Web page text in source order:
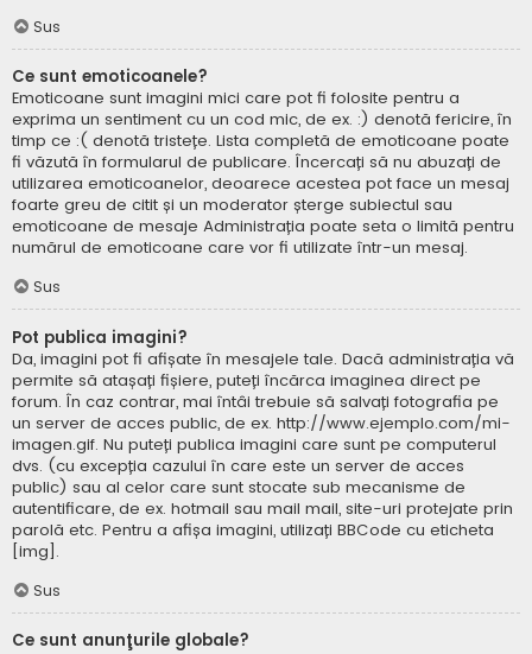
Sus
Ce sunt emoticoanele?
Emoticoane sunt imagini mici care pot fi folosite pentru a
exprima un sentiment cu un cod mic, de ex. :) denotă fericire, în
timp ce :( denotă tristețe. Lista completă de emoticoane poate
fi văzută în formularul de publicare. Încercați să nu abuzați de
utilizarea emoticoanelor, deoarece acestea pot face un mesaj
foarte greu de citit și un moderator șterge subiectul sau
emoticoane de mesaje Administrația poate seta o limită pentru
numărul de emoticoane care vor fi utilizate într-un mesaj.
Sus
Pot publica imagini?
Da, imagini pot fi afișate în mesajele tale. Dacă administrația vă
permite să atașați fișiere, puteți încărca imaginea direct pe
forum. În caz contrar, mai întâi trebuie să salvați fotografia pe
un server de acces public, de ex. http://www.ejemplo.com/mi-
imagen.gif. Nu puteți publica imagini care sunt pe computerul
dvs. (cu excepția cazului în care este un server de acces
public) sau al celor care sunt stocate sub mecanisme de
autentificare, de ex. hotmail sau mail mail, site-uri protejate prin
parolă etc. Pentru a afișa imagini, utilizați BBCode cu eticheta
[img].
Sus
Ce sunt anunţurile globale?